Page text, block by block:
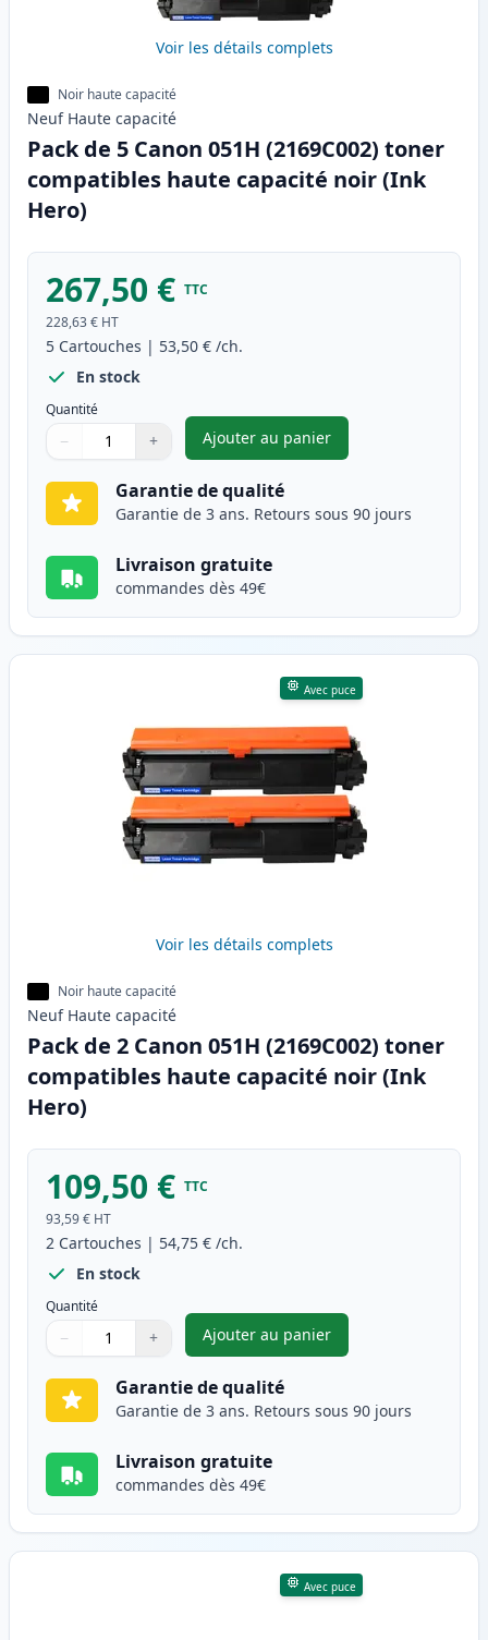
Voir les détails complets
Noir haute capacité
Neuf Haute capacité
Pack de 5 Canon 051H (2169C002) toner
compatibles haute capacité noir (Ink
Hero)
267,50 € TTC
228,63 € HT
5 Cartouches | 53,50 € /ch.
En stock
Quantité
Quantité
Utilisez les boutons pour ajuster
− +
Quantité
Ajouter au panier
,Pack de 5 Canon 051H
Garantie de qualité
Garantie de 3 ans. Retours sous 90 jours
Livraison gratuite
commandes dès 49€
Avec puce
Voir les détails complets
Noir haute capacité
Neuf Haute capacité
Pack de 2 Canon 051H (2169C002) toner
compatibles haute capacité noir (Ink
Hero)
109,50 € TTC
93,59 € HT
2 Cartouches | 54,75 € /ch.
En stock
Quantité
Quantité
Utilisez les boutons pour ajuster
− +
Quantité
Ajouter au panier
,Pack de 2 Canon 051H
Garantie de qualité
Garantie de 3 ans. Retours sous 90 jours
Livraison gratuite
commandes dès 49€
Avec puce